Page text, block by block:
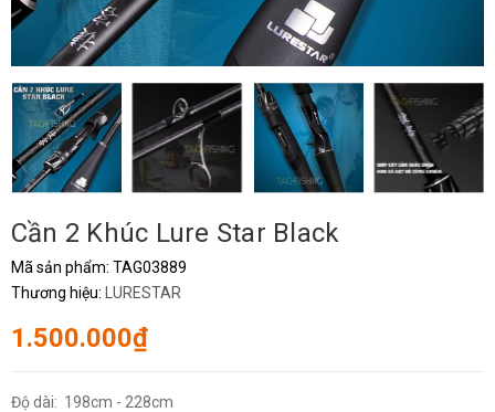
Cần 2 Khúc Lure Star Black
Mã sản phẩm: TAG03889
Thương hiệu: LURESTAR
1.500.000₫
Độ dài: 198cm - 228cm